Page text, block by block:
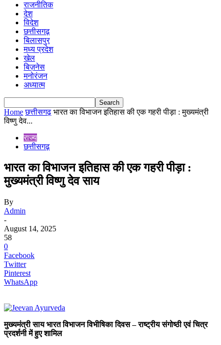
राजनीतिक
देश
विदेश
छत्तीसगढ़
बिलासपुर
मध्य प्रदेश
खेल
बिज़नेस
मनोरंजन
अध्यात्म
Home छत्तीसगढ़ भारत का विभाजन इतिहास की एक गहरी पीड़ा : मुख्यमंत्री
विष्णु देव...
राज्य
छत्तीसगढ़
भारत का विभाजन इतिहास की एक गहरी पीड़ा :
मुख्यमंत्री विष्णु देव साय
By
Admin
-
August 14, 2025
58
0
Facebook
Twitter
Pinterest
WhatsApp
मुख्यमंत्री साय भारत विभाजन विभीषिका दिवस – राष्ट्रीय संगोष्ठी एवं चित्र
प्रदर्शनी में हुए शामिल